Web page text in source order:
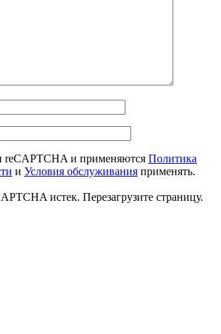
reCAPTCHA и применяются Политика
и Условия обслуживания применять.
истек. Перезагрузите страницу.